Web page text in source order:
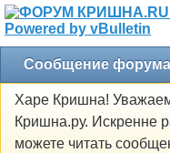
Сообщение форума
Харе Кришна!
Кришна.ру. Искренне
можете читать